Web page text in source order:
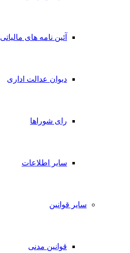
آئین نامه های مالیاتی
دیوان عدالت اداری
رای شوراها
سایر اطلاعات
سایر قوانین
قوانین مدنی